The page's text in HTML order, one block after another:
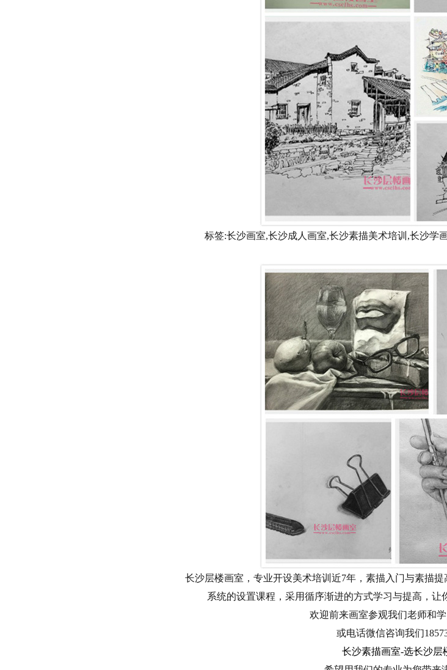
标签:长沙画室,长沙成人画室,长沙素描美术培训,长沙学
长沙层楼画室，专业开设美术培训近7年，素描入门与素描
系统的设置课程，采用循序渐进的方式学习与提高，让
欢迎前来画室参观我们老师和学
或电话微信咨询我们
长沙素描画室-选长沙层